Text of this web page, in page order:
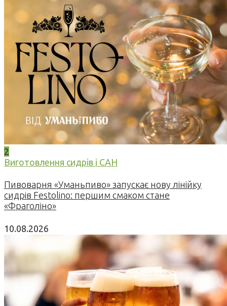
2
Виготовлення сидрів і САН
Пивоварня «Уманьпиво» запускає нову лінійку
сидрів Festolino: першим смаком стане
«Фраголіно»
10.08.2026